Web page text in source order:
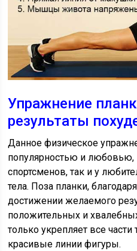
Упражнение
результаты
Данное физическое
популярностью и любовью,
спортсменов, так и у
тела. Поза планки,
достижении желаемого
положительных и
только укрепляет все
красивые линии фигуры.